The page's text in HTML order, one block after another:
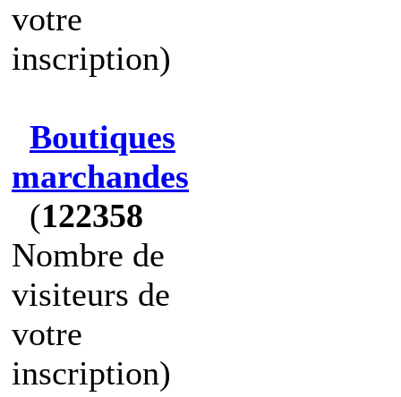
votre
inscription)
Boutiques
marchandes
(122358
Nombre de
visiteurs de
votre
inscription)